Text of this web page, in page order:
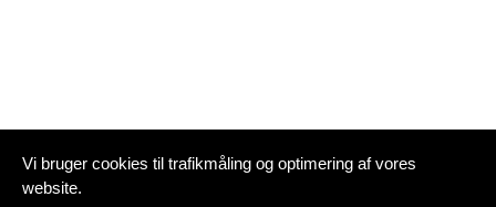
Vi bruger cookies til trafikmåling og optimering af vores
website.